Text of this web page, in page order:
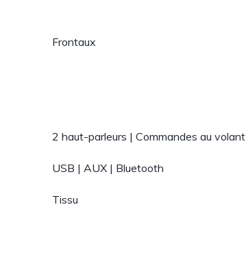
Frontaux
2 haut-parleurs | Commandes au volant
USB | AUX | Bluetooth
Tissu